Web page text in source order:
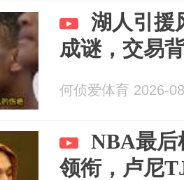
湖人引援
成谜，交易
何侦爱体育 2026-
NBA最后
领衔，卢尼